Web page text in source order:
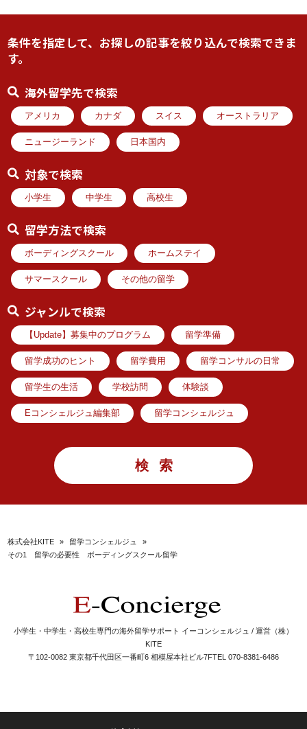
条件を指定して、お探しの記事を絞り込んで検索できま
す。
海外留学先で検索
アメリカ カナダ スイス オーストラリア
ニュージーランド 日本国内
対象で検索
小学生 中学生 高校生
留学方法で検索
ボーディングスクール ホームステイ
サマースクール その他の留学
ジャンルで検索
【Update】募集中のプログラム 留学準備
留学成功のヒント 留学費用 留学コンサルの日常
留学生の生活 学校訪問 体験談
Eコンシェルジュ編集部 留学コンシェルジュ
株式会社KITE » 留学コンシェルジュ
»
その1 留学の必要性 ボーディングスクール留学
小学生・中学生・高校生専門の海外留学サポート イーコンシェルジュ / 運営（株）
KITE
〒102-0082 東京都千代田区一番町6 相模屋本社ビル7FTEL 070-8381-6486